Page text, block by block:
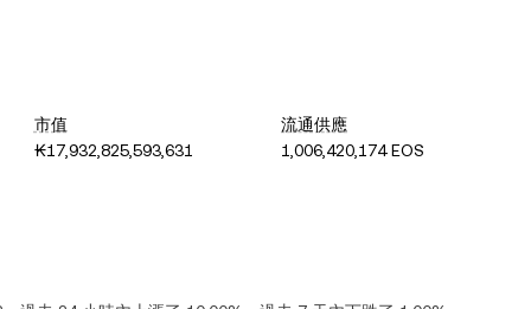
市值
₭17,932,825,593,631
流通供應
1,006,420,174 EOS